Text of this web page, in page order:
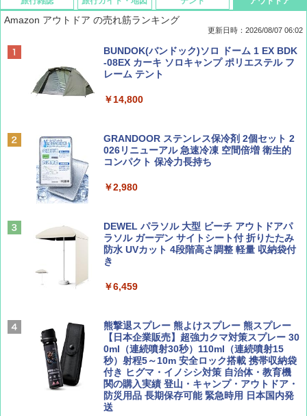
ディズニーファン ２０２６年 ９月号 [雑
誌] (ＤＩＳＮＥＹ ＦＡＮ)
BE-PAL(ビ-パル) 2026年 9 月号【特別付録:
SOTO ミニマル"旅"財布 ランダム2種】
山と溪谷 2026年8月号「南アルプス大全」
￥1,540
￥1,540
AIRLINE（エアライン）2026年9月号【特
集】ボーイング110周年を祝して！
D40 地球の歩き方 チェンマイ タイ北部の魅
力的な町 2026～2027 地球の歩き方D アジア
A09 地球の歩き方 イタリア 2026～2027 地
球の歩き方A ヨーロッパ
地球の歩き方 スター・ウォーズ
￥2,695
ァキア 2026～2027 地球の歩き方A ヨーロッ
パ
￥2,277
新しい日本地理 地図・統計・移動から読み
解く (講談社現代新書)
[キャンパーズコレクション 山善] ポップアッ
プテント 傘みたいに広げて畳める パッとサ
ッとサンシェード キューブ フルクローズ メ
&ハイキング カーキ PATC-150(KH)
PYKES PEAK (パイクスピーク) 着替えテン
人用 折りたたみ 防災グッズ 災害用トイレ ビ
￥4,980
テント ワンタッチ RENEW 幅200 2-3人用 43
￥5,999
[キャンパーズコレクション 山善] 傘みたいに
広げるだけ パッとサッとテント ブラックコ
ーティング フルクローズ メッシュ 3-4人用
簡単設置 ポップアップテント エクルベージ
ュ(BC仕様) PATC-150B(EB)
Amazon アウトドア の売れ筋ランキング
更新日時：2026/08/07 06:02
BUNDOK(バンドック)ソロ ドーム 1 EX BDK
-08EX カーキ ソロキャンプ ポリエステル フ
レーム テント
￥14,800
GRANDOOR ステンレス保冷剤 2個セット 2
026リニューアル 急速冷凍 空間倍増 衛生的
コンパクト 保冷力長持ち
￥2,980
DEWEL パラソル 大型 ビーチ アウトドアパ
ラソル ガーデン サイトシート付 折りたたみ
防水 UVカット 4段階高さ調整 軽量 収納袋付
き
￥6,459
熊撃退スプレー 熊よけスプレー 熊スプレー
【日本企業販売】超強力クマ対策スプレー 30
0ml（連続噴射30秒）110ml（連続噴射15
秒）射程5～10m 安全ロック搭載 携帯収納袋
付き ヒグマ・イノシシ対策 自治体・教育機
関の購入実績 登山・キャンプ・アウトドア・
防災用品 長期保存可能 緊急時用 日本国内発
送